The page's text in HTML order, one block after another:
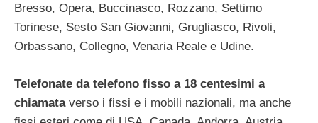
Bresso, Opera, Buccinasco, Rozzano, Settimo
Torinese, Sesto San Giovanni, Grugliasco, Rivoli,
Orbassano, Collegno, Venaria Reale e Udine.
Telefonate da telefono fisso a 18 centesimi a
chiamata verso i fissi e i mobili nazionali, ma anche